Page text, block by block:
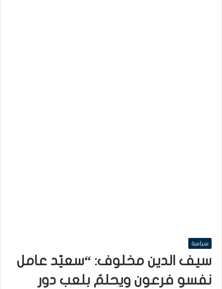
سياسة
سيف الدين مخلوف: “سعيّد عامل
نفسو فرعون ويحلمُ بلعب دور